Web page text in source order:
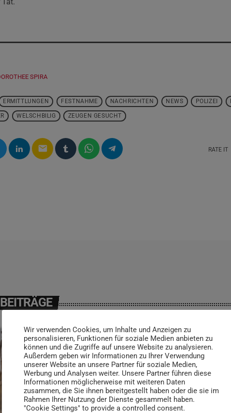
SPIRA
ERMITTLUNGEN FESTNAHME NACHRICHTEN NEWS POLIZEI
WELSCHBILIG ZEUGEN GESUCHT
email RATE IT
insert_link
Wir verwenden Cookies, um Inhalte und Anzeigen zu
personalisieren, Funktionen für soziale Medien anbieten zu
können und die Zugriffe auf unsere Website zu analysieren.
Außerdem geben wir Informationen zu Ihrer Verwendung
unserer Website an unsere Partner für soziale Medien,
Werbung und Analysen weiter. Unsere Partner führen diese
Informationen möglicherweise mit weiteren Daten
zusammen, die Sie ihnen bereitgestellt haben oder die sie im
Rahmen Ihrer Nutzung der Dienste gesammelt haben.
"Cookie Settings" to provide a controlled consent.